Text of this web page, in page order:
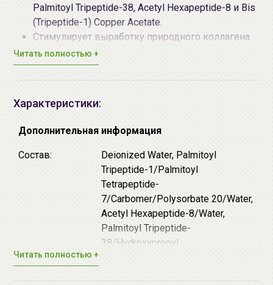
Palmitoyl Tripeptide-38, Acetyl Hexapeptide-8 и Bis
(Tripeptide-1) Copper Acetate.
Стимулирует выработку природного коллагена.
Сигнальный пептид Palmitoyl Tripeptide-1
содержит фрагменты коллагена I типа, когда они
попадают на кожу, организм понимает, что
время самостоятельно синтезировать новый.
Palmitoyl Tripeptide-38 стимулирует выработку
шести основных составных компонентов кожи:
коллагена I, III, IV типов, фибронектина,
гиалуроновой кислоты и ламинина-5
Смягчает мимические морщины. Acetyl
Hexapeptide-8 - пептид-миорелаксант,
расслабляет мимические мышцы лица и
уменьшает их подвижность, благодаря чему
морщины становятся менее заметными.
Укрепляет архитектуру кожи. Palmitoyl
Читать полностью +
Характеристики:
Дополнительная информация
Состав:
Deionized Water, Palmitoyl
Tripeptide-1/Palmitoyl
Tetrapeptide-
7/Carbomer/Polysorbate 20/Water,
Acetyl Hexapeptide-8/Water,
Palmitoyl Tripeptide-
38/Hydroxypropyl
Читать полностью +